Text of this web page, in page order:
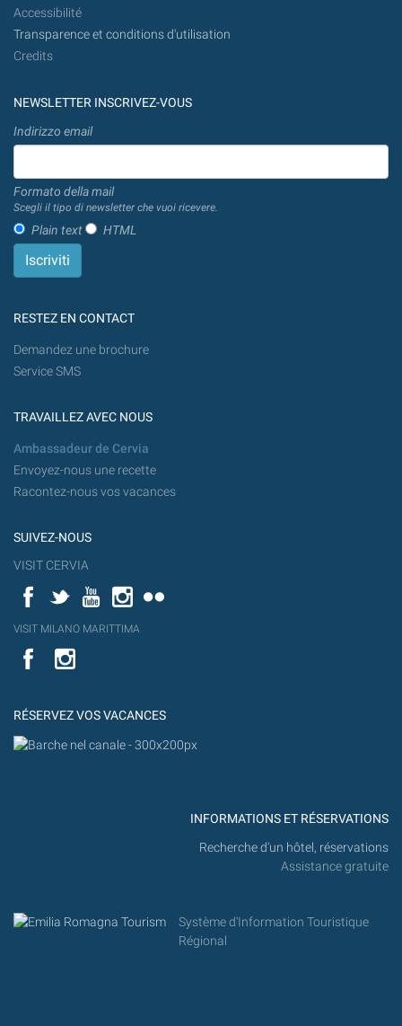
Accessibilité
Transparence et conditions d'utilisation
Credits
NEWSLETTER INSCRIVEZ-VOUS
Indirizzo email
Formato della mail
Scegli il tipo di newsletter che vuoi ricevere.
Plain text HTML
RESTEZ EN CONTACT
Demandez une brochure
Service SMS
TRAVAILLEZ AVEC NOUS
Ambassadeur de Cervia
Envoyez-nous une recette
Racontez-nous vos vacances
SUIVEZ-NOUS
VISIT CERVIA
FacebookTwitterYouTubeInstagram
YouT
VISIT MILANO MARITTIMA
Flick
VISIT
MILANO
YouTube
RÉSERVEZ VOS VACANCES
INFORMATIONS ET RÉSERVATIONS
Recherche d'un hôtel, réservations
Assistance gratuite
Système d'Information Touristique
Régional